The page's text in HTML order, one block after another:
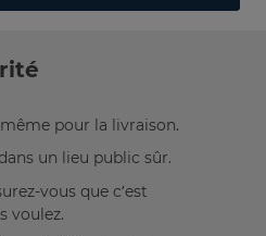
même pour la livraison.
un lieu public sûr.
vous que c’est
voulez.